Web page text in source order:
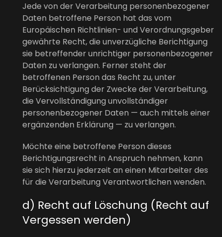
Jede von der Verarbeitung personenbezogener
Daten betroffene Person hat das vom
Europäischen Richtlinien- und Verordnungsgeber
gewährte Recht, die unverzügliche Berichtigung
sie betreffender unrichtiger personenbezogener
Daten zu verlangen. Ferner steht der
betroffenen Person das Recht zu, unter
Berücksichtigung der Zwecke der Verarbeitung,
die Vervollständigung unvollständiger
personenbezogener Daten — auch mittels einer
ergänzenden Erklärung — zu verlangen.
Möchte eine betroffene Person dieses
Berichtigungsrecht in Anspruch nehmen, kann
sie sich hierzu jederzeit an einen Mitarbeiter des
für die Verarbeitung Verantwortlichen wenden.
d) Recht auf Löschung (Recht auf
Vergessen werden)